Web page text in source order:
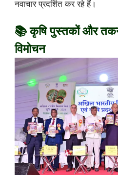
नवाचार प्रदर्शित कर रहे हैं।
📚 कृषि पुस्तकों और
विमोचन